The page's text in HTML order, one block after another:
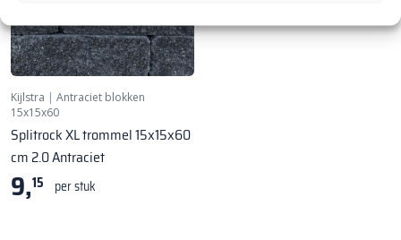
Kijlstra | Antraciet blokken
15x15x60
Splitrock XL trommel 15x15x60
cm 2.0 Antraciet
9,15 per stuk